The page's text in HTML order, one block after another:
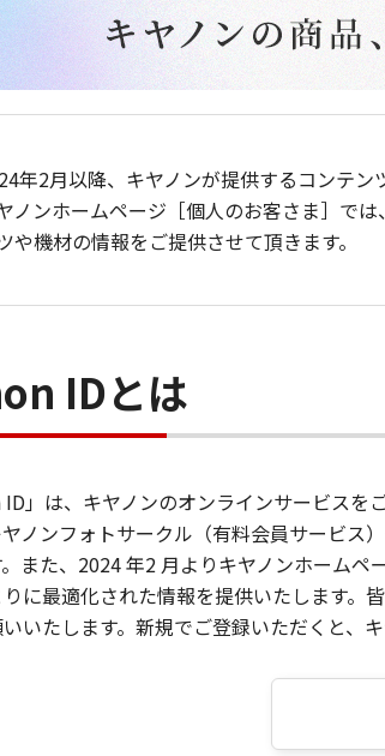
年2月以降、キヤノンが提供するコンテン
ノンホームページ［個人のお客さま］で
や機材の情報をご提供させて頂きます。
IDとは
ID」は、キヤノンのオンラインサービス
ノンフォトサークル（有料会員サービス
また、2024 年2 月よりキヤノンホーム
に最適化された情報を提供いたします。
いたします。新規でご登録いただくと、